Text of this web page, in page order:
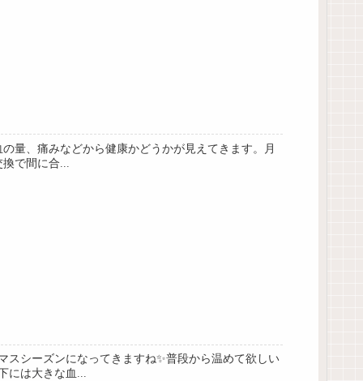
量、痛みなどから健康かどうかが見えてきます。月
で間に合...
シーズンになってきますね✨普段から温めて欲しい
には大きな血...